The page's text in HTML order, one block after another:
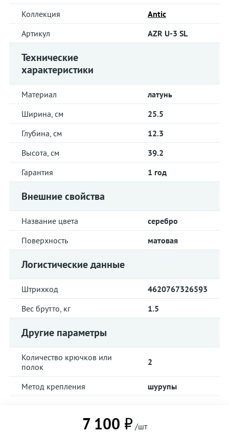
Коллекция
Antic
Артикул
AZR U-3 SL
Технические
характеристики
Материал
латунь
Ширина, см
25.5
Глубина, см
12.3
Высота, см
39.2
Гарантия
1 год
Внешние свойства
Название цвета
серебро
Поверхность
матовая
Логистические данные
Штрихкод
4620767326593
Вес брутто, кг
1.5
Другие параметры
Количество крючков или
полок
2
Метод крепления шурупы
7 100 ₽ /шт